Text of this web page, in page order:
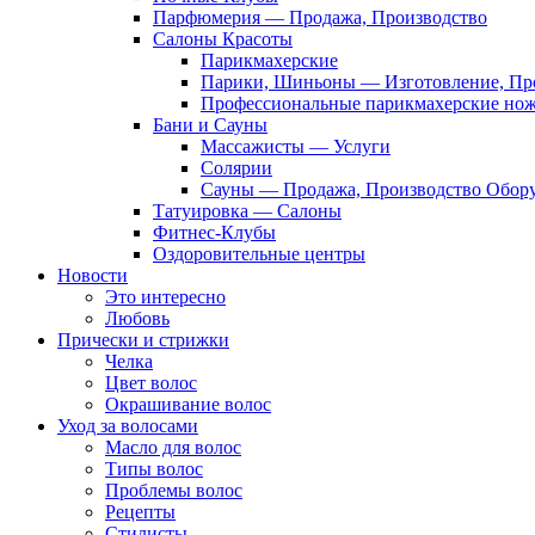
Парфюмерия — Продажа, Производство
Салоны Красоты
Парикмахерские
Парики, Шиньоны — Изготовление,
Профессиональные парикмахерские
Бани и Сауны
Массажисты — Услуги
Солярии
Сауны — Продажа, Производство
Татуировка — Салоны
Фитнес-Клубы
Оздоровительные центры
Новости
Это интересно
Любовь
Прически и стрижки
Челка
Цвет волос
Окрашивание волос
Уход за волосами
Масло для волос
Типы волос
Проблемы волос
Рецепты